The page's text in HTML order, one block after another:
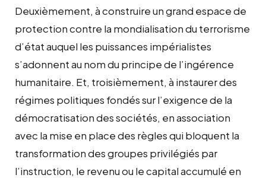
Deuxièmement, à construire un grand espace de
protection contre la mondialisation du terrorisme
d’état auquel les puissances impérialistes
s’adonnent au nom du principe de l’ingérence
humanitaire. Et, troisièmement, à instaurer des
régimes politiques fondés sur l’exigence de la
démocratisation des sociétés, en association
avec la mise en place des règles qui bloquent la
transformation des groupes privilégiés par
l’instruction, le revenu ou le capital accumulé en